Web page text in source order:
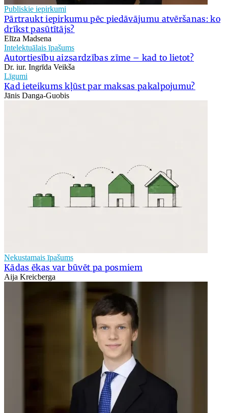
Publiskie iepirkumi
Pārtraukt iepirkumu pēc piedāvājumu atvēršanas: ko
drīkst pasūtītājs?
Elīza Madsena
Intelektuālais īpašums
Autortiesību aizsardzības zīme – kad to lietot?
Dr. iur. Ingrīda Veikša
Līgumi
Kad ieteikums kļūst par maksas pakalpojumu?
Jānis Danga-Guobis
Nekustamais īpašums
Kādas ēkas var būvēt pa posmiem
Aija Kreicberga